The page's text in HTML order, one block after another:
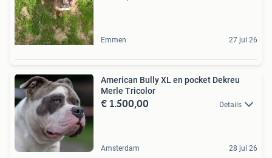
Emmen 27 jul 26
American Bully XL en pocket Dekreu
Merle Tricolor
€ 1.500,00 Details
Amsterdam 28 jul 26